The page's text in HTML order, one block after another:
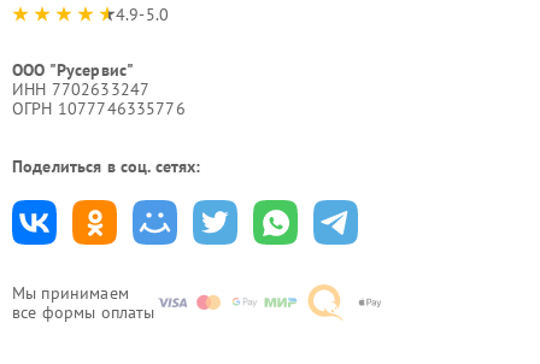
Мы принимаем
все формы оплаты
4.9-5.0
ООО "Русервис"
ИНН 7702633247
ОГРН 1077746335776
Поделиться в соц. сетях: